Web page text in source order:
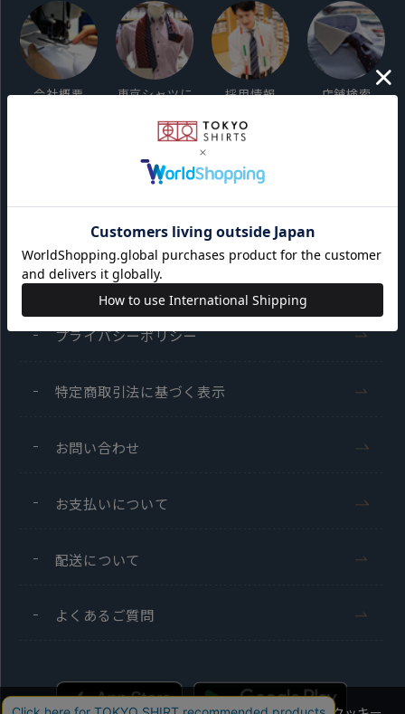
会社概要
東京シャツに
採用情報 店舗検索
ご利用ガイド
サイト利用規約
会員利用規約
プライバシーポリシー
特定商取引法に基づく表示
お問い合わせ
お支払いについて
配送について
よくあるご質問